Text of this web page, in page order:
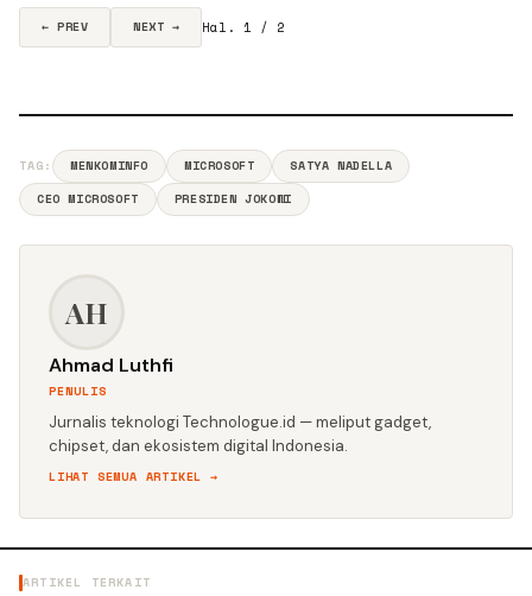
← PREV NEXT → Hal. 1 / 2
TAG: MENKOMINFO MICROSOFT
SATYA NADELLA
CEO MICROSOFT
PRESIDEN JOKOWI
AH
Ahmad Luthfi
PENULIS
Jurnalis teknologi Technologue.id — meliput gadget,
chipset, dan ekosistem digital Indonesia.
LIHAT SEMUA ARTIKEL →
ARTIKEL TERKAIT